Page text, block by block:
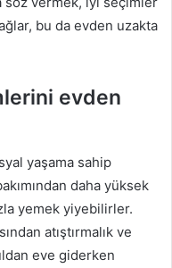
bu da evden uzakta
evden
yaşama sahip
daha yüksek
yemek yiyebilirler.
atıştırmalık ve
eve giderken